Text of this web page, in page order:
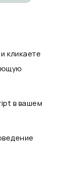
кликаете
в вашем